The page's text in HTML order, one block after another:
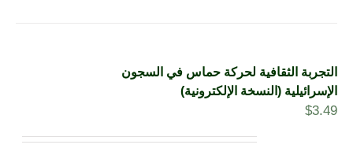
التجربة الثقافية لحركة حماس في السجون
الإسرائيلية (النسخة الإلكترونية)
$3.49